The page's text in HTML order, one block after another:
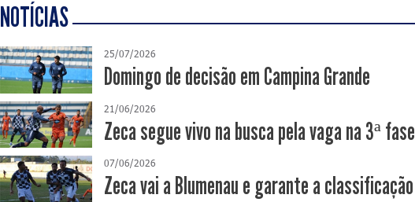
NOTÍCIAS
25/07/2026
Domingo de decisão em Campina Grande
21/06/2026
Zeca segue vivo na busca pela vaga na 3ª fase
07/06/2026
Zeca vai a Blumenau e garante a classificação